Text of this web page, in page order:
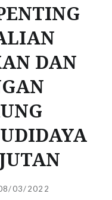
DAN
03/2022